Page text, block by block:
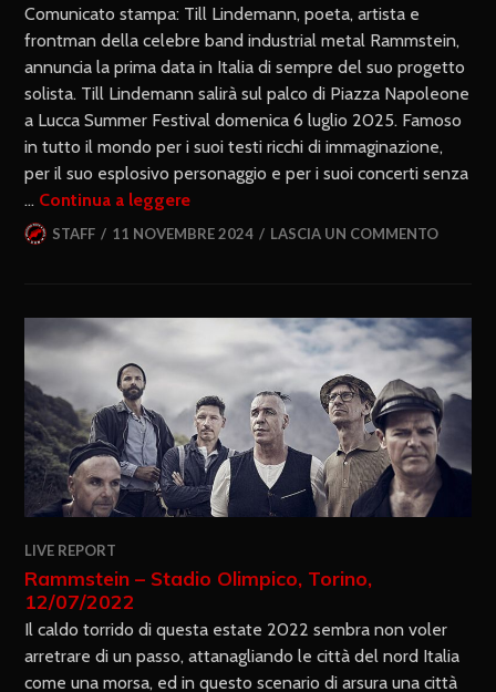
Comunicato stampa: Till Lindemann, poeta, artista e
frontman della celebre band industrial metal Rammstein,
annuncia la prima data in Italia di sempre del suo progetto
solista. Till Lindemann salirà sul palco di Piazza Napoleone
a Lucca Summer Festival domenica 6 luglio 2025. Famoso
in tutto il mondo per i suoi testi ricchi di immaginazione,
per il suo esplosivo personaggio e per i suoi concerti senza
… Continua a leggere
STAFF 11 NOVEMBRE 2024 LASCIA UN COMMENTO
LIVE REPORT
Rammstein – Stadio Olimpico, Torino,
12/07/2022
Il caldo torrido di questa estate 2022 sembra non voler
arretrare di un passo, attanagliando le città del nord Italia
come una morsa, ed in questo scenario di arsura una città